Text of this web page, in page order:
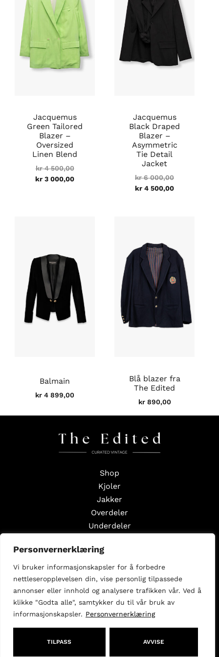
Personvernerklæring
Vi bruker informasjonskapsler for å forbedre
nettleseropplevelsen din, vise personlig tilpassede
annonser eller innhold og analysere trafikken vår. Ved å
klikke "Godta alle", samtykker du til vår bruk av
informasjonskapsler. Personvernerklæring
TILPASS AVVISE
Jacquemus
Green Tailored
Blazer –
Oversized
Linen Blend
kr4 500,00
500,00.
kr 3 000,00
000,00.
Jacquemus
Black Draped
Blazer –
Asymmetric
Tie Detail
Jacket
kr6 000,00
000,00.
kr 4 500,00
500,00.
Balmain
kr 4 899,00
Blå blazer fra
The Edited
kr890,00
Shop
Kjoler
Jakker
Overdeler
Underdeler
Styling Edits
Guide Edits
Inspirasjon
Om oss
Selg med oss